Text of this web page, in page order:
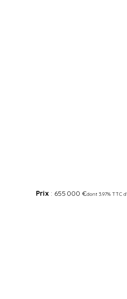
Prix: 655 000 €dont 3.97% TTC